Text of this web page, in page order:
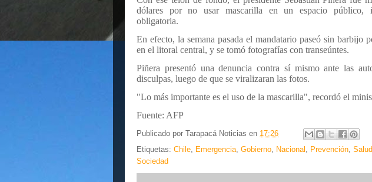
dólares por no usar mascarilla en un espacio público,
obligatoria.
En efecto, la semana pasada el mandatario paseó sin barbijo
en el litoral central, y se tomó fotografías con transeúntes.
Piñera presentó una denuncia contra sí mismo ante las
disculpas, luego de que se viralizaran las fotos.
"Lo más importante es el uso de la mascarilla", recordó el
Fuente: AFP
Publicado por Tarapacá Noticias en 17:26
Etiquetas: Chile, Emergencia, Gobierno, Nacional , Prevención, Salud
Sociedad